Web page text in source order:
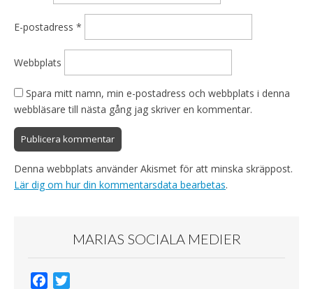
E-postadress *
Webbplats
Spara mitt namn, min e-postadress och webbplats i denna
webbläsare till nästa gång jag skriver en kommentar.
Denna webbplats använder Akismet för att minska skräppost.
Lär dig om hur din kommentarsdata bearbetas.
MARIAS SOCIALA MEDIER